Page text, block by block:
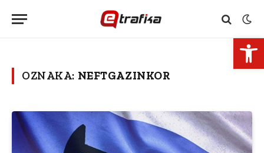
OZNAKA: NEFTGAZINKOR